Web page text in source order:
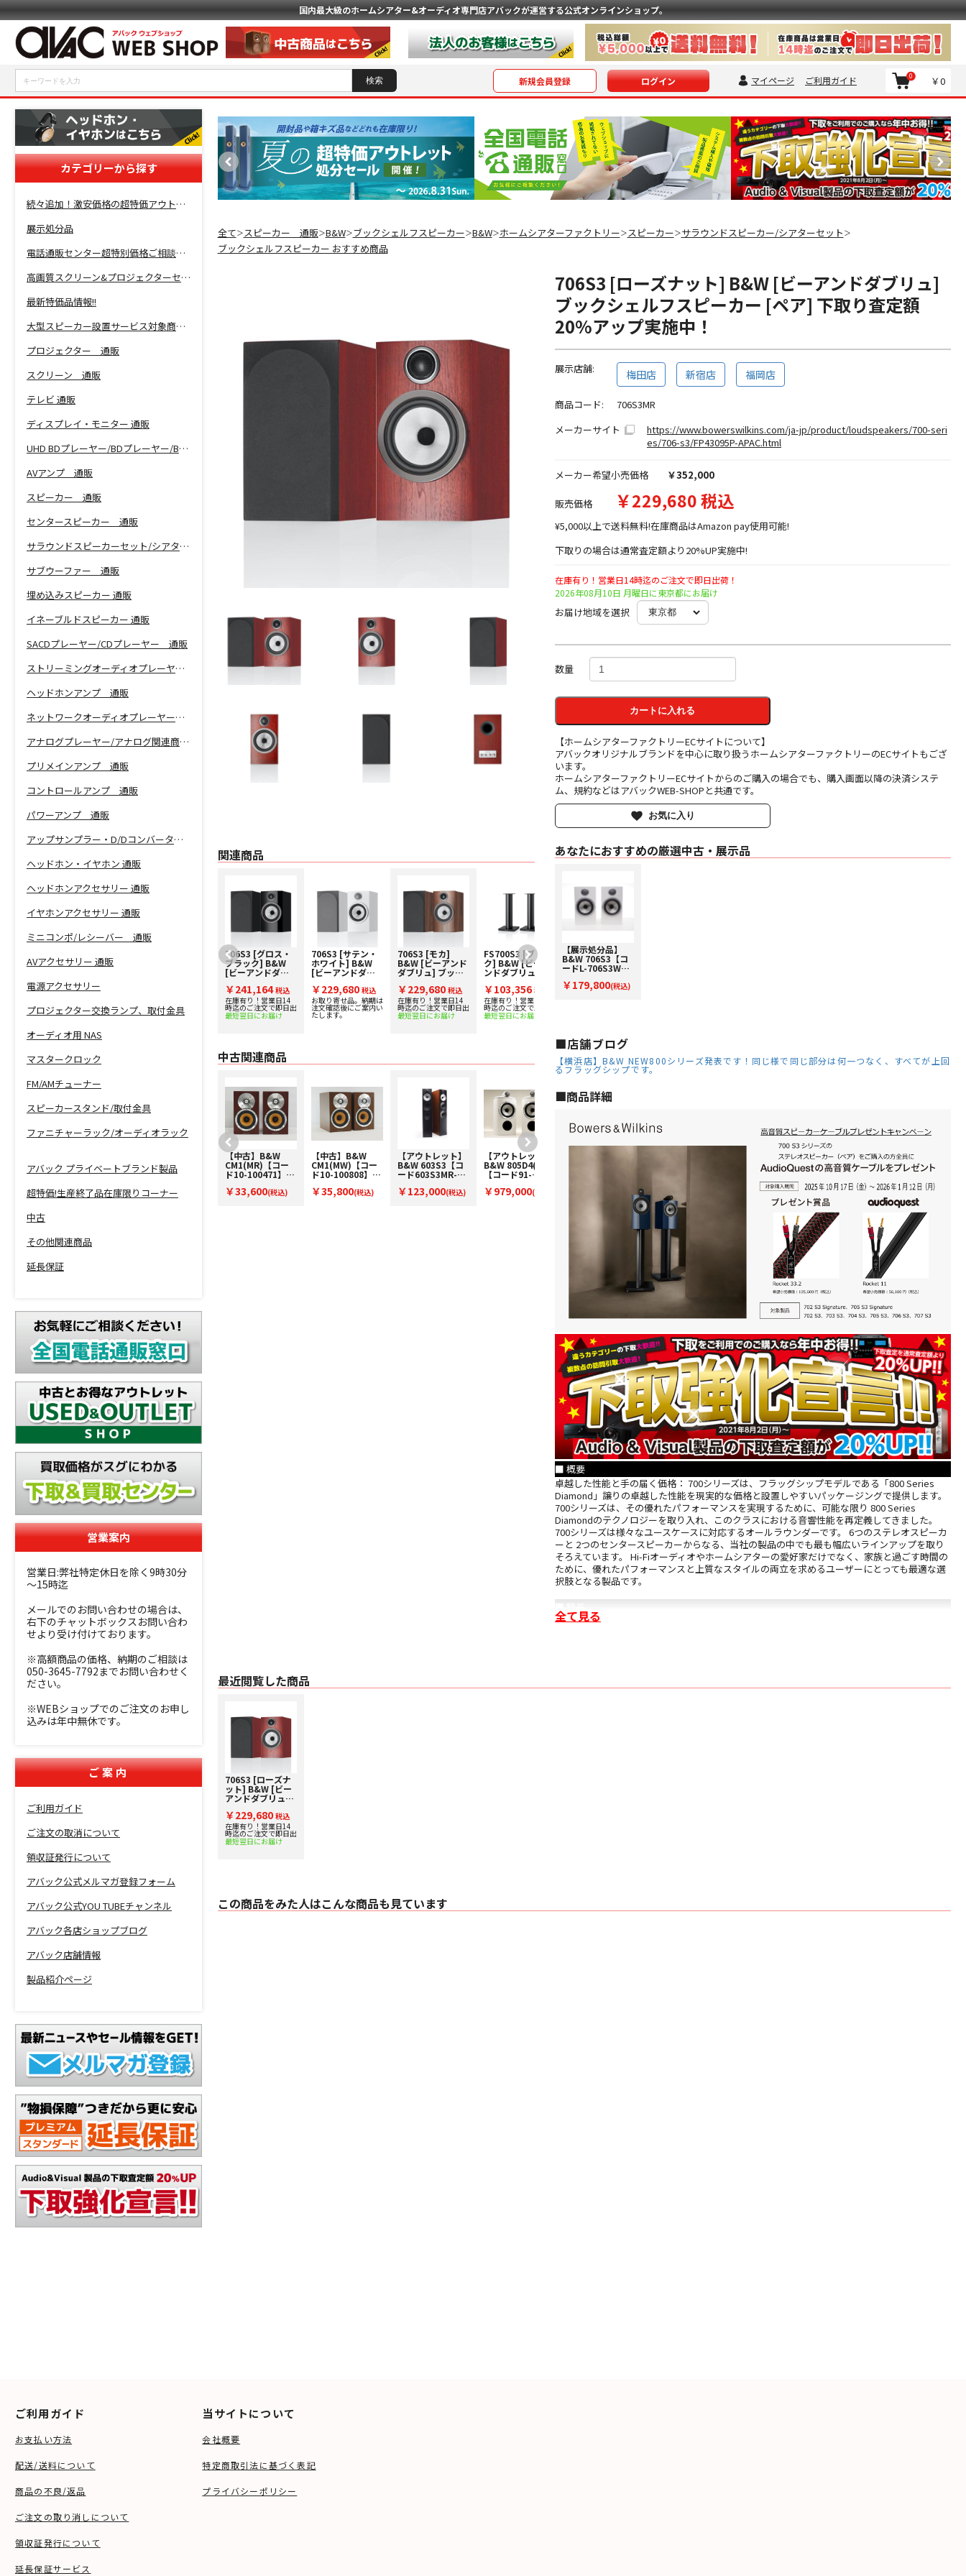
国内最大級のホームシアター&オーディオ専門店アバックが運営する公式オンラインショップ。
新規会員登録 ログイン マイページ ご利用ガイド ￥0
0
カテゴリーから探す
続々追加！激安価格の超特価アウトレットセール開催！
展示処分品
電話通販センター超特別価格ご相談コーナー！
高画質スクリーン&プロジェクターセット超特価！
最新特価品情報!!
大型スピーカー設置サービス対象商品！
プロジェクター 通販
スクリーン 通販
テレビ 通販
ディスプレイ・モニター 通販
UHD BDプレーヤー/BDプレーヤー/BDレコーダー 通販
AVアンプ 通販
スピーカー 通販
センタースピーカー 通販
サラウンドスピーカーセット/シアターバー 通販
サブウーファー 通販
埋め込みスピーカー 通販
イネーブルドスピーカー 通販
SACDプレーヤー/CDプレーヤー 通販
ストリーミングオーディオプレーヤー 通販
ヘッドホンアンプ 通販
ネットワークオーディオプレーヤー 通販
アナログプレーヤー/アナログ関連商品 通販
プリメインアンプ 通販
コントロールアンプ 通販
パワーアンプ 通販
アップサンプラー・D/Dコンバーター 通販
ヘッドホン・イヤホン 通販
ヘッドホンアクセサリー 通販
イヤホンアクセサリー 通販
ミニコンポ/レシーバー 通販
AVアクセサリー 通販
電源アクセサリー
プロジェクター交換ランプ、取付金具
オーディオ用 NAS
マスタークロック
FM/AMチューナー
スピーカースタンド/取付金具
ファニチャーラック/オーディオラック
アバック プライベートブランド製品
超特価!生産終了品在庫限りコーナー
中古
その他関連商品
延長保証
営業案内
営業日:弊社特定休日を除く9時30分
～15時迄
メールでのお問い合わせの場合は、
右下のチャットボックスお問い合わ
せより受け付けております。
※高額商品の価格、納期のご相談は
050-3645-7792までお問い合わせく
ださい。
※WEBショップでのご注文のお申し
込みは年中無休です。
ご案内
ご利用ガイド
ご注文の取消について
領収証発行について
アバック公式メルマガ登録フォーム
アバック公式YOU TUBEチャンネル
アバック各店ショップブログ
アバック店舗情報
製品紹介ページ
全て＞スピーカー 通販＞B&W＞ブックシェルフスピーカー＞B&W＞ホームシアターファクトリー＞スピーカー＞サラウンドスピーカー/シアターセット ＞
ブックシェルフスピーカー おすすめ商品
関連商品
時迄のご注文で即日出
最短翌日にお届け
706S3 [グロス・
ブラック] B&W
[ビーアンドダブ
リュ] ブックシェ
ルフスピーカー
[ペア] 下取り査定
額20%アップ実施
中！
￥241,164税込
在庫有り！営業日14
時迄のご注文で即日出
最短翌日にお届け
706S3 [サテン・
ホワイト] B&W
[ビーアンドダブ
リュ] ブックシェ
ルフスピーカー
[ペア] 下取り査定
額20%アップ実施
中！
￥229,680 税込
お取り寄せ品。納期は
注文確認後にご案内い
たします。
706S3 [モカ]
B&W [ビーアンド
ダブリュ] ブック
シェルフスピーカ
ー [ペア] 下取り査
定額20%アップ実
施中！
￥229,680 税込
在庫有り！営業日14
時迄のご注文で即日出
最短翌日にお届け
FS700S3 [ブラッ
ク] B&W [ビーア
ンドダブリュ] ス
[ペア]
￥103,356 税込
在庫有り！営業日14
時迄のご注文で即日出
最短翌日にお届け
FS700S3 [シルバ
ー] B&W [ビーア
ンドダブリュ] ス
ピーカースタンド
[ペア]
￥103,356税込
中古関連商品
686(MR)【コード
10-100724】ブッ
カー(ペア)
￥29,000
【中古】B&W
CM1(MR)【コー
ド10-100471】ブ
ーカー(ペア)
￥33,600(税込)
【中古】B&W
CM1(MW)【コー
ド10-100808】ブ
ーカー(ペア)
￥35,800(税込)
【アウトレット】
B&W 603S3【コ
ード603S3MR-
ーカー(ペアのみ)
￥123,000(税込)
【アウトレット】
B&W 805D4(W)
【コード91-
シェルフスピーカ
￥979,000(税込)
【中古】B&W
型スピーカー(ペ
(税込) 型スピーカー(ペ
ア)
込)
【中古】B&W
603S3(MR)ペア
【コード10-
100739】フロア
型スピーカー(ペ
￥217,800(税込)
【中古】B&W
CM9(B)【コード
10-100237】フロ
ア型スピーカー
(ペア)
￥149,600 (税込)
1(B)【コー
100263】ブ
シェルフス
ー一本
￥8,400
706S3 [ローズナット] B&W [ビーアンドダブリュ]
ブックシェルフスピーカー [ペア] 下取り査定額
20%アップ実施中！
展示店舗: 梅田店 新宿店 福岡店
商品コード:
706S3MR
メーカーサイト
https://www.bowerswilkins.com/ja-jp/product/loudspeakers/700-seri
es/706-s3/FP43095P-APAC.html
メーカー希望小売価格 ￥352,000
販売価格 ￥229,680 税込
¥5,000以上で送料無料!在庫商品はAmazon pay使用可能!
下取りの場合は通常査定額より20%UP実施中!
在庫有り！営業日14時迄のご注文で即日出荷！
2026年08月10日 月曜日に東京都にお届け
お届け地域を選択
数量
カートに入れる
【ホームシアターファクトリーECサイトについて】
アバックオリジナルブランドを中心に取り扱うホームシアターファクトリーのECサイトもござ
います。
ホームシアターファクトリーECサイトからのご購入の場合でも、購入画面以降の決済システ
ム、規約などはアバックWEB-SHOPと共通です。
お気に入り
あなたにおすすめの厳選中古・展示品
【展示処分品】
B&W 706S3【コ
ードL-706S3W】
ピーカー(ペア)
￥179,800(税込)
■店舗ブログ
【横浜店】B&W NEW800シリーズ発表です！同じ様で同じ部分は何一つなく、すべてが上回
るフラッグシップです。
■︎商品詳細
■ 概要
卓越した性能と手の届く価格： 700シリーズは、フラッグシップモデルである「800 Series
Diamond」譲りの卓越した性能を現実的な価格と設置しやすいパッケージングで提供します。
700シリーズは、その優れたパフォーマンスを実現するために、可能な限り 800 Series
Diamondのテクノロジーを取り入れ、このクラスにおける音響性能を再定義してきました。
700シリーズは様々なユースケースに対応するオールラウンダーです。 6つのステレオスピーカ
ーと 2つのセンタースピーカーからなる、当社の製品の中でも最も幅広いラインアップを取り
そろえています。 Hi-Fiオーディオやホームシアターの愛好家だけでなく、家族と過ごす時間の
ために、優れたパフォーマンスと上質なスタイルの両立を求めるユーザーにとっても最適な選
択肢となる製品です。
• カーブしたフロントバッフル
全て見る
最近閲覧した商品
706S3 [ローズナ
ット] B&W [ビー
アンドダブリュ]
ピーカー [ペア] 下
取り査定額20%ア
ップ実施中！
￥229,680 税込
在庫有り！営業日14
時迄のご注文で即日出
最短翌日にお届け
この商品をみた人はこんな商品も見ています
ご利用ガイド
お支払い方法
配送/送料について
商品の不良/返品
ご注文の取り消しについて
領収証発行について
延長保証サービス
当サイトについて
会社概要
特定商取引法に基づく表記
プライバシーポリシー